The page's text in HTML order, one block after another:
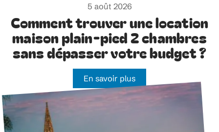
5 août 2026
Comment trouver une location
maison plain-pied 2 chambres
sans dépasser votre budget ?
En savoir plus